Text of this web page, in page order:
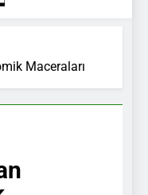
Maceraları